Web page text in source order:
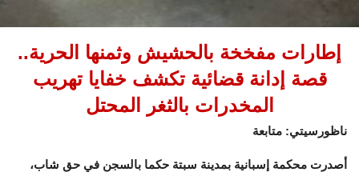
إطارات مفخخة بالحشيش وثمنها الحرية..
قصة إدانة قضائية تكشف خفايا تهريب
المخدرات بالثغر المحتل
ناظورسيتي: متابعة
أصدرت محكمة إسبانية بمدينة سبتة حكما بالسجن في حق شاب،